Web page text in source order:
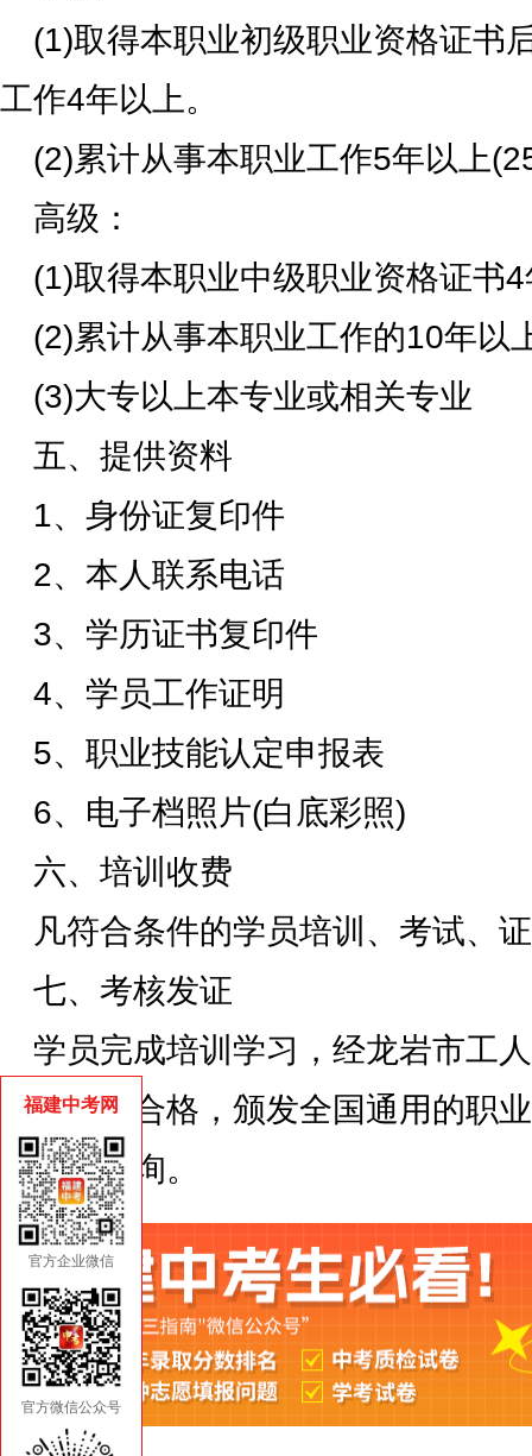
(1)取得本职业初级职业资格证书
工作4年以上。
(2)累计从事本职业工作5年以上
高级：
(1)取得本职业中级职业资格证书
(2)累计从事本职业工作的10年以
(3)大专以上本专业或相关专业
五、提供资料
1、身份证复印件
2、本人联系电话
3、学历证书复印件
4、学员工作证明
5、职业技能认定申报表
6、电子档照片(白底彩照)
六、培训收费
凡符合条件的学员培训、考试、
七、考核发证
学员完成培训学习，经龙岩市工
中心考核合格，颁发全国通用的职
可全网查询。
福建中考网
官方企业微信
官方微信公众号